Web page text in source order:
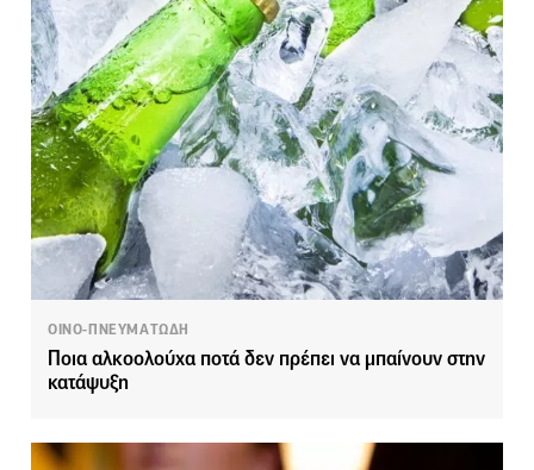
ΟΙΝΟ-ΠΝΕΥΜΑΤΩΔΗ
Ποια αλκοολούχα ποτά δεν πρέπει να μπαίνουν στην
κατάψυξη